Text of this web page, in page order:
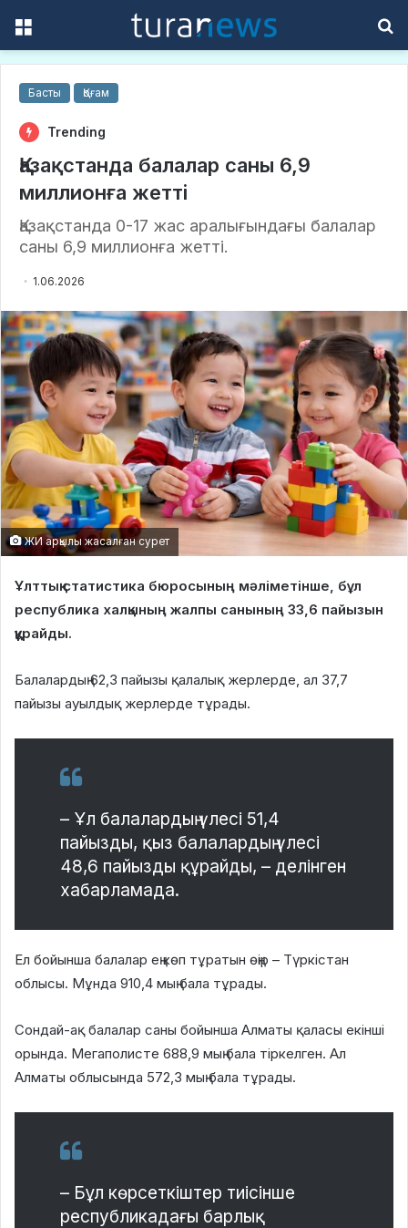
Басты Қоғам
Trending
Қазақстанда балалар саны 6,9
миллионға жетті
Қазақстанда 0-17 жас аралығындағы балалар
саны 6,9 миллионға жетті.
1.06.2026
ЖИ арқылы жасалған сурет
Ұлттық статистика бюросының мәліметінше, бұл
республика халқының жалпы санының 33,6 пайызын
құрайды.
Балалардың 62,3 пайызы қалалық жерлерде, ал 37,7
пайызы ауылдық жерлерде тұрады.
– Ұл балалардың үлесі 51,4
пайызды, қыз балалардың үлесі
48,6 пайызды құрайды, – делінген
хабарламада.
Ел бойынша балалар ең көп тұратын өңір – Түркістан
облысы. Мұнда 910,4 мың бала тұрады.
Сондай-ақ балалар саны бойынша Алматы қаласы екінші
орында. Мегаполисте 688,9 мың бала тіркелген. Ал
Алматы облысында 572,3 мың бала тұрады.
– Бұл көрсеткіштер тиісінше
республикадағы барлық